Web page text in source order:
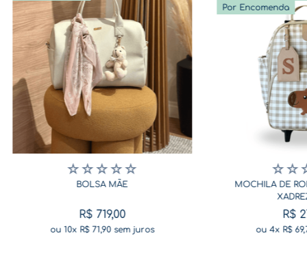
☆☆☆☆☆
BOLSA MÃE
R$ 719,00
ou10x R$ 71,90sem juros
Por Encomenda
☆☆
MOCHILA DE
R$
ou 4x R$ 69,